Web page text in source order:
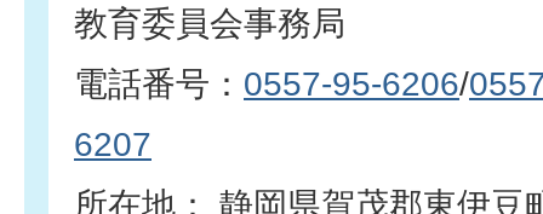
教育委員会事務局
電話番号： 0557-95-6206/
6207
所在地： 静岡県賀茂郡東伊豆